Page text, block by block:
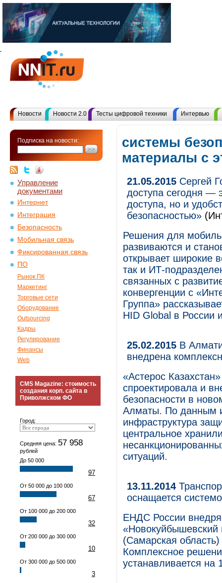
Новости Новости 2.0 Тесты цифровой техники Интервью
Подписка на новости:
Управление
документами
Интернет
Интеграция
Безопасность
Мобильная связь
Фиксированная связь
ПО
Рынок ПК
Маркетинг
Торговые сети
Оборудование
Outsourcing
Кадры
Регулирование
Финансы
Web
CMS Magazine: стоимость
создания корп. сайта в
Приволжском ФО
Город:
Средняя цена: 57 958
рублей
До 50 000
97
От 50 000 до 100 000
67
От 100 000 до 200 000
32
От 200 000 до 300 000
10
От 300 000 до 500 000
3
системы
материалы с
21.05.2015 Сергей
доступа сегодня —
доступа, но и
безопасностью»
Решения для
развиваются и
открывает широкие
так и ИТ-
связанных с
конвергенции с
Группа»
HID Global в России
25.02.2015 В
внедрена
«Астерос
спроектировала и
безопасности в
Алматы. По данным
инфраструктура
центральное
ситуаций.
13.11.2014
оснащается
ЕНДС России
(Самарская
Комплексное
устанавливается на